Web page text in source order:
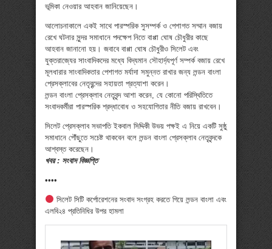
ভূমিকা নেওয়ার আহবান জানিয়েছেন।
আলোচনাকালে একই সাথে পারস্পরিক সুসম্পর্ক ও পেশাগত সম্মান বজায়
রেখে ঘটনার সুন্দর সমাধানে পদক্ষেপ নিতে বাপ্পা ঘোষ চৌধুরীর কাছে
আহবান জানানো হয়। জবাবে বাপ্পা ঘোষ চৌধুরীও সিলেট এবং
যুক্তরাজ্যের সাংবাদিকদের মধ্যে বিদ্যমান সৌহার্দ্যপূর্ণ সম্পর্ক বজায় রেখে
মূলধারার সাংবাদিকতার পেশাগত মর্যাদা সমুন্নত রাখার জন্য লন্ডন বাংলা
প্রেসক্লাবের নেতৃবৃন্দের সহায়তা প্রত্যাশা করেন।
লন্ডন বাংলা প্রেসক্লাব নেতৃবৃন্দ আশা করেন, যে কোনো পরিস্থিতিতে
সংবাদকর্মীরা পারস্পরিক শ্রদ্ধাবোধ ও সহযোগিতার নীতি বজায় রাখবেন।
সিলেট প্রেসক্লাব সভাপতি ইকবাল সিদ্দিকী উভয় পক্ষই এ নিয়ে একটি সুষ্ঠু
সমাধানে পৌঁছুতে সচেষ্ট থাকবেন বলে লন্ডন বাংলা প্রেসক্লাব নেতৃবৃন্দকে
আশ্বস্ত করেছেন।
খবর : সংবাদ বিজ্ঞপ্তি
••••
সিলেট সিটি কর্পোরেশনের সংবাদ সংগ্রহ করতে গিয়ে লন্ডন বাংলা এবং
এলবি২৪ প্রতিনিধির উপর হামলা